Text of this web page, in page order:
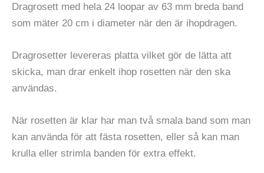
Dragrosett med hela 24 loopar av 63 mm breda band
som mäter 20 cm i diameter när den är ihopdragen.
Dragrosetter levereras platta vilket gör de lätta att
skicka, man drar enkelt ihop rosetten när den ska
användas.
När rosetten är klar har man två smala band som man
kan använda för att fästa rosetten, eller så kan man
krulla eller strimla banden för extra effekt.